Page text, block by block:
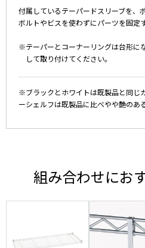
付属しているテーパードスリーブを、
ボルトやビスを使わずにパーツを固定
※テーパーとコーナーリングは台形に
して取り付けてください。
※ブラックとホワイトは既製品と同じ
ーシェルフは既製品に比べやや艶のあ
組み合わせにお